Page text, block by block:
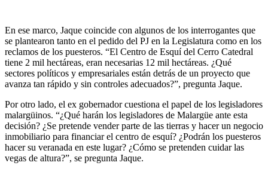
En ese marco, Jaque coincide con algunos de los interrogantes que
se plantearon tanto en el pedido del PJ en la Legislatura como en los
reclamos de los puesteros. “El Centro de Esquí del Cerro Catedral
tiene 2 mil hectáreas, eran necesarias 12 mil hectáreas. ¿Qué
sectores políticos y empresariales están detrás de un proyecto que
avanza tan rápido y sin controles adecuados?”, pregunta Jaque.
Por otro lado, el ex gobernador cuestiona el papel de los legisladores
malargüinos. “¿Qué harán los legisladores de Malargüe ante esta
decisión? ¿Se pretende vender parte de las tierras y hacer un negocio
inmobiliario para financiar el centro de esquí? ¿Podrán los puesteros
hacer su veranada en este lugar? ¿Cómo se pretenden cuidar las
vegas de altura?”, se pregunta Jaque.